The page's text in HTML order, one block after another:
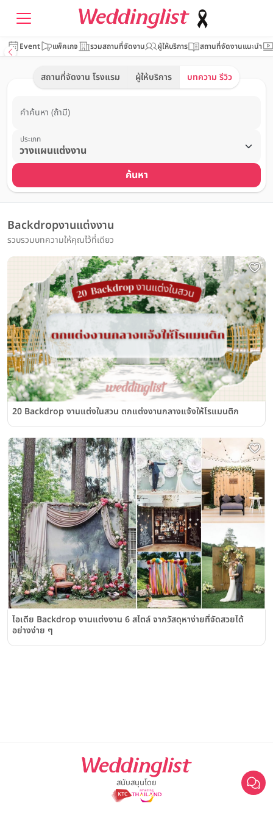
Event แพ็คเกจ รวมสถานที่จัดงาน ผู้ให้บริการ สถานที่จัดงานแนะนำ
สถานที่จัดงาน โรงแรม ผู้ให้บริการ บทความ รีวิว
คำค้นหา (ถ้ามี)
ประเภท
ค้นหา
Backdropงานแต่งงาน
รวบรวมบทความให้คุณไว้ที่เดียว
20 Backdrop งานแต่งในสวน ตกแต่งงานกลางแจ้งให้โรแมนติก
ไอเดีย Backdrop งานแต่งงาน 6 สไตล์ จากวัสดุหาง่ายที่จัดสวยได้
อย่างง่าย ๆ
สนับสนุนโดย